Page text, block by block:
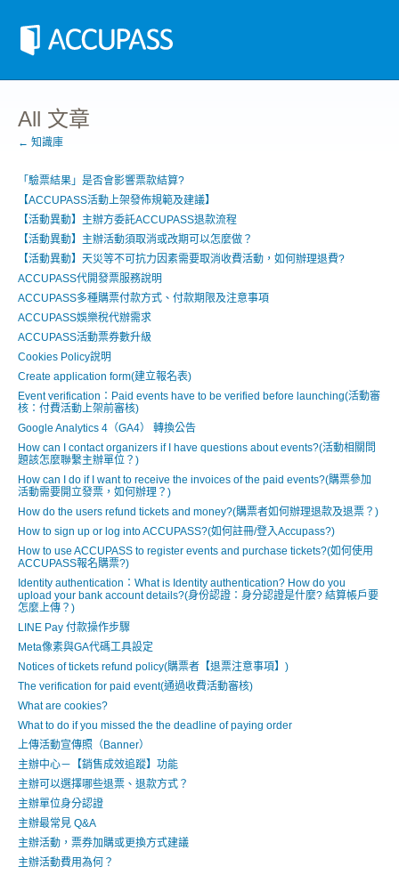
All 文章
← 知識庫
「 驗票結果」是否會影響票款結算?
【ACCUPASS活動上架發佈規範及建議】
【活動異動】主辦方委託ACCUPASS退款流程
【活動異動】主辦活動須取消或改期可以怎麼做？
【活動異動】天災等不可抗力因素需要取消收費活動，如何辦理退費?
ACCUPASS代開發票服務說明
ACCUPASS多種購票付款方式、付款期限及注意事項
ACCUPASS娛樂稅代辦需求
ACCUPASS活動票券數升級
Cookies Policy說明
Create application form(建立報名表)
Event verification：Paid events have to be verified before launching(活動審
核：付費活動上架前審核)
Google Analytics 4（GA4） 轉換公告
How can I contact organizers if I have questions about events?(活動相關問
題該怎麼聯繫主辦單位？)
How can I do if I want to receive the invoices of the paid events?(購票參加
活動需要開立發票，如何辦理？)
How do the users refund tickets and money?(購票者如何辦理退款及退票？)
How to sign up or log into ACCUPASS?(如何註冊/登入Accupass?)
How to use ACCUPASS to register events and purchase tickets?(如何使用
ACCUPASS報名購票?)
Identity authentication：What is Identity authentication? How do you
upload your bank account details?(身份認證：身分認證是什麼? 結算帳戶要
怎麼上傳？)
LINE Pay 付款操作步驟
Meta像素與GA代碼工具設定
Notices of tickets refund policy(購票者【退票注意事項】)
The verification for paid event(通過收費活動審核)
What are cookies?
What to do if you missed the the deadline of paying order
上傳活動宣傳照（Banner）
主辦中心－【銷售成效追蹤】功能
主辦可以選擇哪些退票、退款方式？
主辦單位身分認證
主辦最常見 Q&A
主辦活動，票券加購或更換方式建議
主辦活動費用為何？